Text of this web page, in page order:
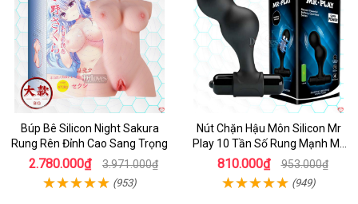
Búp Bê Silicon Night Sakura
Rung Rên Đỉnh Cao Sang Trọng
2.780.000₫ 3.971.000₫
(953)
Nút Chặn Hậu Môn Silicon Mr
Play 10 Tần Số Rung Mạnh Mẽ
Kích Thích
810.000₫ 953.000₫
(949)